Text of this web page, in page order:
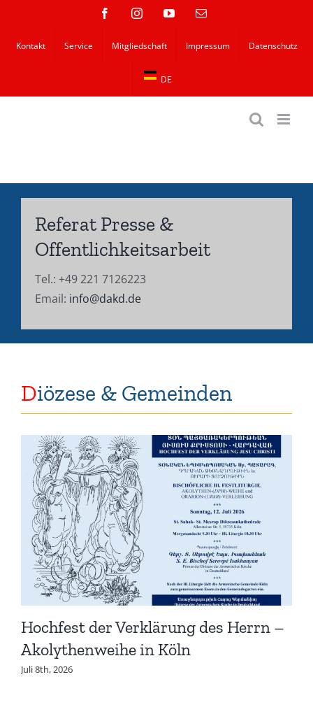
springen
FacebookInstagramYouTubeE-
Kontakt Service Mitgliedschaft Impressum Datenschutz
DE
Referat Presse &
Offentlichkeitsarbeit
Tel.: +49 221 7126223
Email: info@dakd.de
Diözese & Gemeinden
Hochfest der Verklärung des Herrn –
Akolythenweihe in Köln
Juli 8th, 2026